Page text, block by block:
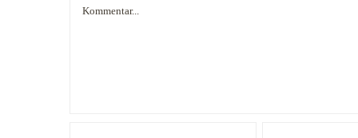
Kommentar